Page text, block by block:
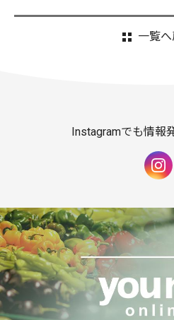
一覧へ
Instagramでも情報